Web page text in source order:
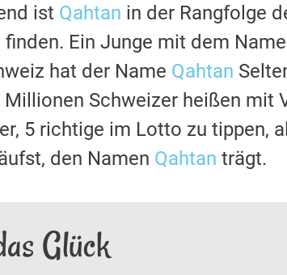
ist Qahtan in der Rangfolge
finden. Ein Junge mit dem
hat der Name Qahtan
Schweizer heißen mit
5 richtige im Lotto zu tippen,
den Namen Qahtan trägt.
Glück